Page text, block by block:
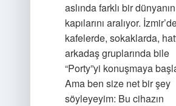
aslında farklı bir dünyanın
kapılarını aralıyor.
kafelerde, sokaklarda,
arkadaş gruplarında bile
“Porty”yi konuşmaya
Ama ben size net bir şey
söyleyeyim: Bu cihazın